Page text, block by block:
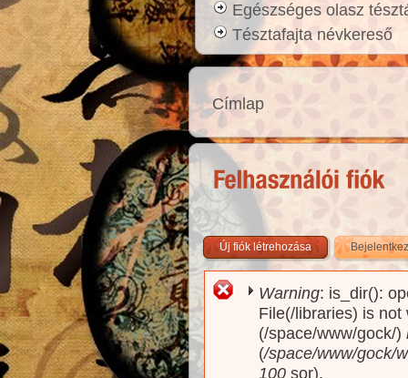
Egészséges olasz
Tésztafajta névkereső
Címlap
Új fiók létrehozása
Hibaüzenet
Warning: is_dir():
File(/libraries) is
(/space/www/gock/)
(/space/www/gock/
100 sor).